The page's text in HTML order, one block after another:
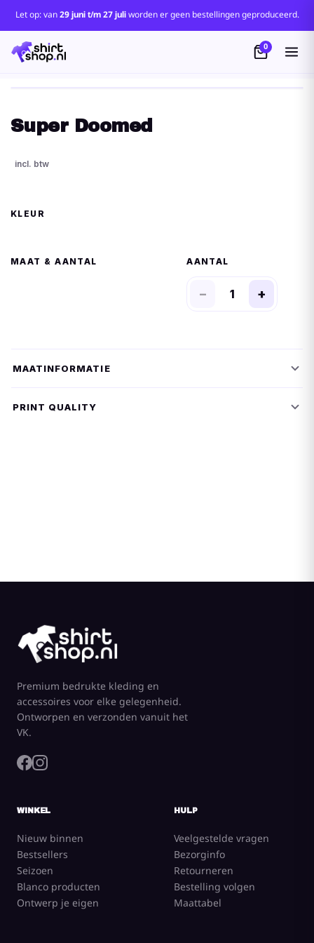
Let op: van29 juni t/m 27 juliworden er geen bestellingen geproduceerd.
0
Super Doomed
MAAT
− +
MAATINFORMATIE
PRINT QUALITY
Premium bedrukte kleding en
accessoires voor elke gelegenheid.
Ontworpen en verzonden vanuit het
VK.
WINKEL
Nieuw binnen
Bestsellers
Seizoen
Blanco producten
Ontwerp je eigen
HULP
Veelgestelde vragen
Bezorginfo
Retourneren
Bestelling volgen
Maattabel